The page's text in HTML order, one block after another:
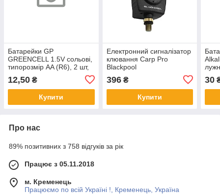
Батарейки GP
GREENCELL 1.5V сольові,
типорозмір AA (R6), 2 шт,
живлення для побутових
пристроїв
12,50 ₴
Купити
Електронний сигналізатор
клювання Carp Pro
Blackpool
396₴
Купити
30
Про нас
89% позитивних з 758 відгуків за рік
Працює з 05.11.2018
м. Кременець
Працюємо по всій Україні !, Кременець, Україна